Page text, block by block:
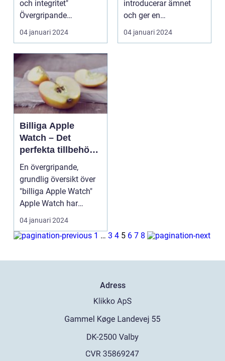
och integritet"
Övergripande
förståelse av att
ändra...
04 januari 2024
introducerar ämnet
och ger en
övergripande
beskrivning av Apple
04 januari 2024
Billiga Apple
Watch – Det
perfekta tillbehöret
för dig
En övergripande,
grundlig översikt över
"billiga Apple Watch"
Apple Watch har
snabbt blivit ett av ...
04 januari 2024
1 … 3 4 5 6 7 8
Adress